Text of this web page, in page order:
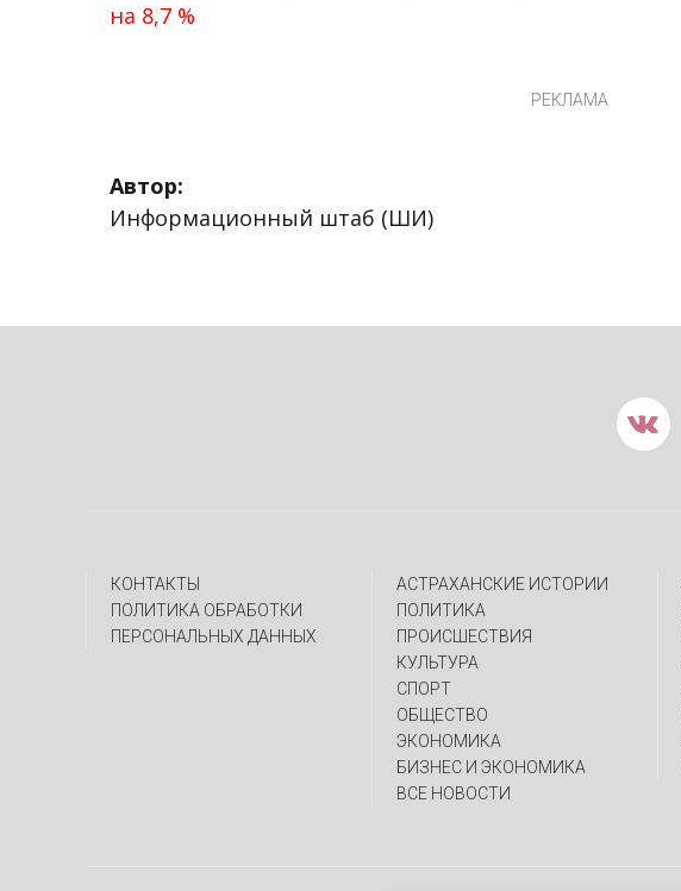
на 8,7 %
РЕКЛАМА
Автор:
Информационный штаб (ШИ)
КОНТАКТЫ
ПОЛИТИКА ОБРАБОТКИ
ПЕРСОНАЛЬНЫХ ДАННЫХ
АСТРАХАНСКИЕ ИСТОРИИ
ПОЛИТИКА
ПРОИСШЕСТВИЯ
КУЛЬТУРА
СПОРТ
ОБЩЕСТВО
ЭКОНОМИКА
БИЗНЕС И ЭКОНОМИКА
ВСЕ НОВОСТИ